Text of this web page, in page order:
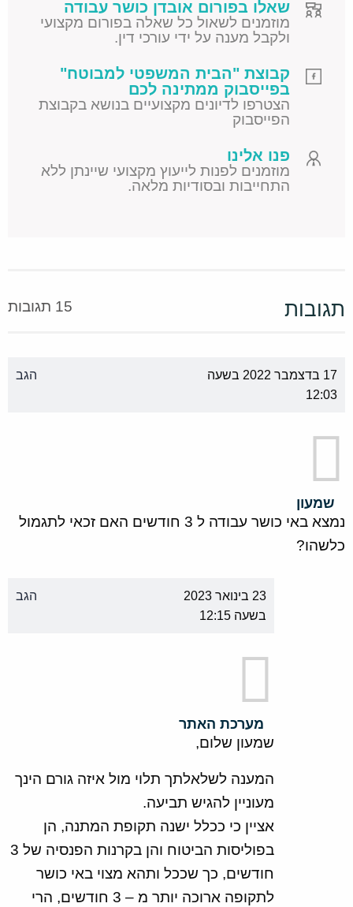
שאלו בפורום אובדן כושר עבודה
מוזמנים לשאול כל שאלה בפורום מקצועי
ולקבל מענה על ידי עורכי דין.
קבוצת "הבית המשפטי למבוטח"
בפייסבוק ממתינה לכם
הצטרפו לדיונים מקצועיים בנושא בקבוצת
הפייסבוק
פנו אלינו
מוזמנים לפנות לייעוץ מקצועי שיינתן ללא
התחייבות ובסודיות מלאה.
תגובות 15 תגובות
17 בדצמבר 2022 בשעה
12:03
הגב
שמעון
נמצא באי כושר עבודה ל 3 חודשים האם זכאי לתגמול
כלשהו?
23 בינואר 2023
בשעה 12:15
הגב
מערכת האתר
שמעון שלום,
המענה לשלאלתך תלוי מול איזה גורם הינך
מעוניין להגיש תביעה.
אציין כי ככלל ישנה תקופת המתנה, הן
בפוליסות הביטוח והן בקרנות הפנסיה של 3
חודשים, כך שככל ותהא מצוי באי כושר
לתקופה ארוכה יותר מ – 3 חודשים, הרי